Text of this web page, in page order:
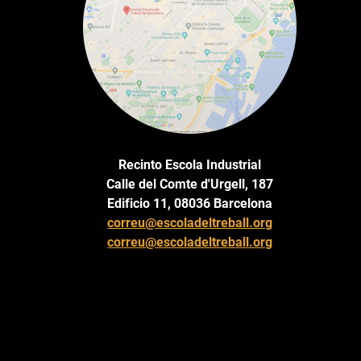
Recinto Escola Industrial
Calle del Comte d'Urgell, 187
Edificio 11, 08036 Barcelona
correu@escoladeltreball.org
correu@escoladeltreball.org